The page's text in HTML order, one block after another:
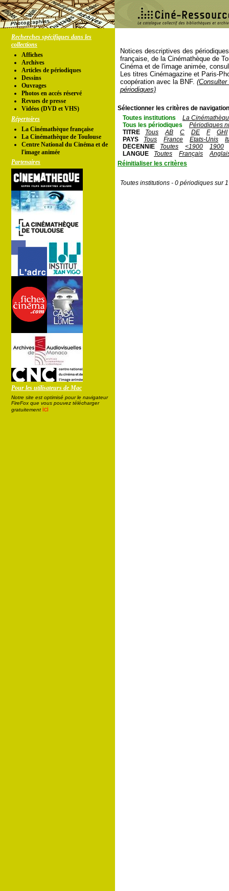
Recherches spécifiques dans les
collections
Affiches
Archives
Articles de périodiques
Dessins
Ouvrages
Photos en accés réservé
Revues de presse
Vidéos (DVD et VHS)
Répertoires
La Cinémathèque française
La Cinémathèque de Toulouse
Centre National du Cinéma et de
l'image animée
Partenaires
Pour les utilisateurs de Mac
Notre site est optimisé pour le navigateur
FireFox que vous pouvez télécharger
gratuitement ici
Notices descriptives des
française, de la Cinémathèque de
Cinéma et de l'image animée,
Les titres Cinémagazine et Paris-
coopération avec la BNF.
périodiques)
Sélectionner les critères de
Toutes institutions
La
Tous les périodiques
Périodiques
TITRE
Tous AB C DE F
GHI
PAYS
Tous France Etats-Unis
DECENNIE
Toutes <1900
1900
LANGUE
Toutes Français
Réinitialiser les critères
Toutes institutions - 0 périodiques sur